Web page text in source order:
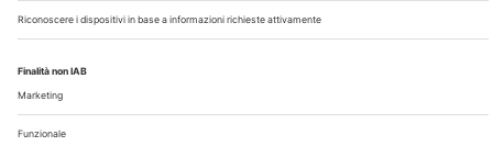
| Tel. 02/881841 | Sede legale: Viale Enrico Forlanini 21 -
20134 Milano (Italy)